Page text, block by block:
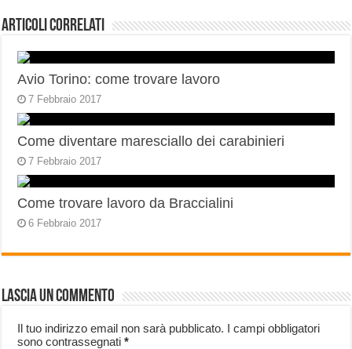
Articoli correlati
Avio Torino: come trovare lavoro
7 Febbraio 2017
Come diventare maresciallo dei carabinieri
7 Febbraio 2017
Come trovare lavoro da Braccialini
6 Febbraio 2017
Lascia un commento
Il tuo indirizzo email non sarà pubblicato. I campi obbligatori
sono contrassegnati*